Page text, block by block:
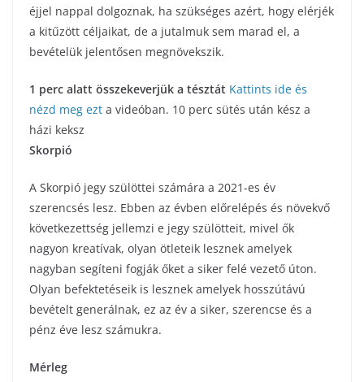
éjjel nappal dolgoznak, ha szükséges azért, hogy elérjék
a kitűzött céljaikat, de a jutalmuk sem marad el, a
bevételük jelentősen megnövekszik.
1 perc alatt összekeverjük a tésztát Kattints ide és
nézd meg ezt a videóban. 10 perc sütés után kész a
házi keksz
Skorpió
A Skorpió jegy szülöttei számára a 2021-es év
szerencsés lesz. Ebben az évben előrelépés és növekvő
következettség jellemzi e jegy szülötteit, mivel ők
nagyon kreatívak, olyan ötleteik lesznek amelyek
nagyban segíteni fogják őket a siker felé vezető úton.
Olyan befektetéseik is lesznek amelyek hosszútávú
bevételt generálnak, ez az év a siker, szerencse és a
pénz éve lesz számukra.
Mérleg